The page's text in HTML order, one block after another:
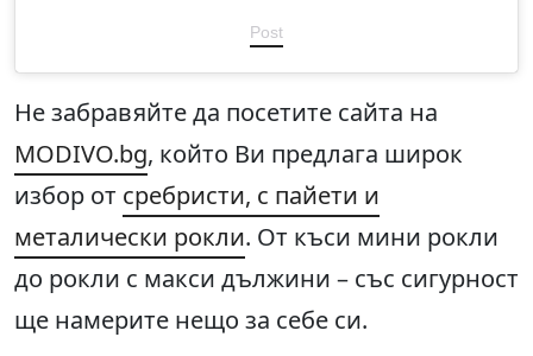
Post
Не забравяйте да посетите сайта на
MODIVO.bg, който Ви предлага широк
избор от сребристи, с пайети и
металически рокли. От къси мини рокли
до рокли с макси дължини – със сигурност
ще намерите нещо за себе си.